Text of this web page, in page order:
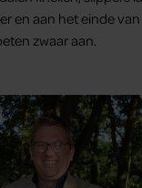
en aan het einde
zwaar aan.